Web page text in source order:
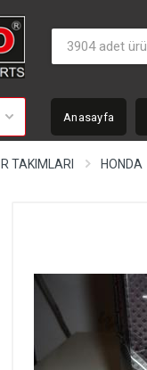
Anasayfa
TAKIMLARI HONDA